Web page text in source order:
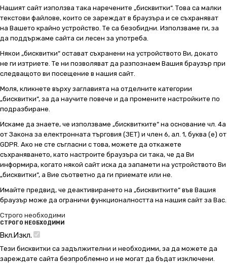
Нашият сайт използва така наречените „бисквитки“. Това са малки
текстови файлове, които се зареждат в браузъра и се съхраняват
на Вашето крайно устройство. Те са безобидни. Използваме ги, за
да поддържаме сайта си лесен за употреба.
Някои „бисквитки“ остават съхранени на устройството Ви, докато
не ги изтриете. Те ни позволяват да разпознаем Вашия браузър при
следващото ви посещение в нашия сайт.
Моля, кликнете върху заглавията на отделните категории
„бисквитки“, за да научите повече и да промените настройките по
подразбиране.
Искаме да знаете, че използваме „бисквитките“ на основание чл. 4а
от Закона за електронната търговия (ЗЕТ) и член 6, ал. 1, буква (е) от
GDPR. Ако не сте съгласни с това, можете да откажете
съхраняването, като настроите браузъра си така, че да Ви
информира, когато някой сайт иска да запамети на устройството Ви
„бисквитки“, а Вие съответно да ги приемате или не.
Имайте предвид, че деактивирането на „бисквитките“ във Вашия
браузър може да ограничи функционалността на нашия сайт за Вас.
Строго необходими
СТРОГО НЕОБХОДИМИ
Вкл.Изкл.
Тези бисквитки са задължителни и необходими, за да можете да
зареждате сайта безпроблемно и не могат да бъдат изключени.